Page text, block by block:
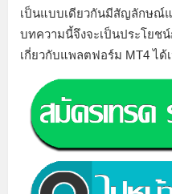
เป็นแบบเดียวกันมีสัญลักษณ์แ
บทความนี้จึงจะเป็นประโยช
เกี่ยวกับแพลตฟอร์ม MT4 ได้